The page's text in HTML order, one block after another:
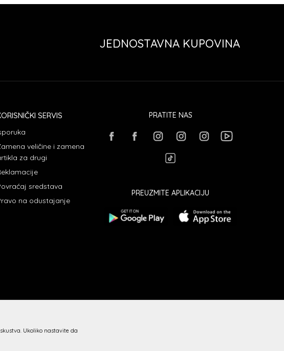
JEDNOSTAVNA KUPOVINA
SERVIS
veličine i zamena
za drugi
sredstava
na odustajanje
PRATITE NAS
PREUZMITE APLIKACIJU
Ukoliko nastavite da